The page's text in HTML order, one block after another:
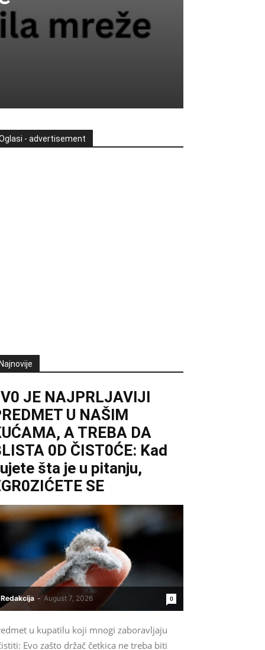
- advertisement
JE NAJPRLJAVlJl
U NAŠlM
A TREBA DA
0D ČIST0ĆE: Kad
šta je u pitanju,
SE
Redakcija - August 7, 2026 0
u kupatilu koji mnogi zaboravljaju
Evo zašto držač četkica ne treba biti